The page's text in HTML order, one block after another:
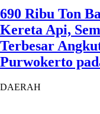
690 Ribu Ton
Kereta Api,
Terbesar
Purwokerto
DAERAH